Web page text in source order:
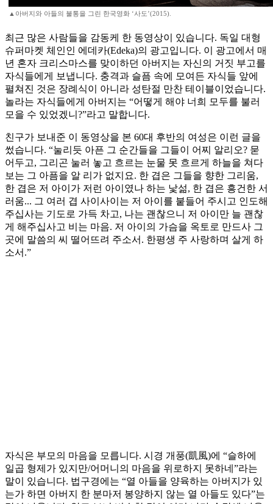
▲아버지와 아들의 불통을 그린 한국영화 ‘사도’(2015).
최근 많은 사람들을 감동케 한 동영상이 있습니다. 독일 대형
슈퍼마켓 체인인 에데카(Edeka)의 광고입니다. 이 광고에서 매
년 혼자 크리스마스를 맞이하던 아버지는 자신의 거짓 부고를
자식들에게 보냅니다. 충격과 슬픔 속에 모여든 자식들 앞에
펼쳐진 것은 장례식이 아니라 성탄절 만찬 테이블이었습니다.
놀라는 자식들에게 아버지는 “어떻게 해야 너희 모두를 불러
모을 수 있었겠니?”라고 말합니다.
친구가 보내준 이 동영상을 본 60대 후반의 여성은 이런 글을
썼습니다. “눌리듯 아픈 그 순간들을 그들이 어찌 알리오? 묻
어두고, 그리곤 눌러 놓고 흐르는 눈물 못 흐르게 하늘을 쳐다
보는 그 아픔을 알 리가 없지요. 한 겹은 그들을 향한 그리움,
한 겹은 저 아이가 저런 아이였나 하는 낯섦, 한 겹은 흥건한 서
러움... 그 여러 겹 사이사이는 저 아이를 붙들어 주시고 인도해
주십사는 기도로 가득 차고, 나는 괜찮으니 저 아이만 늘 괜찮
게 해주십사고 비는 마음. 저 아이의 가슴을 옥토로 만드사 그
곳에 말씀의 씨 떨어뜨려 주소서. 한평생 주 사랑하며 살게 하
소서.”
자식은 부모의 마음을 모릅니다. 시경 개풍(凱風)에 “슬하에
일곱 형제가 있지만/어머니의 마음을 위로하지 못하네”라는
말이 있습니다. 법구경에는 “열 아들을 양육하는 아버지가 있
는가 하면 아버지 한 분마저 봉양하지 않는 열 아들도 있다”는